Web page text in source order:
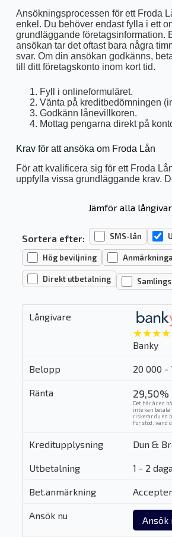
Ansökningsprocessen för ett Froda
enkel. Du behöver endast fylla i ett
grundläggande företagsinformation.
ansökan tar det oftast bara några
svar. Om din ansökan godkänns,
till ditt företagskonto inom kort tid.
Fyll i onlineformuläret.
Vänta på kreditbedömningen
Godkänn lånevillkoren.
Mottag pengarna direkt på
Krav för att ansöka om Froda Lån
För att kvalificera sig för ett Froda
uppfylla vissa grundläggande krav.
Jämför alla
Sortera efter: SMS-lån
Hög beviljning
Direkt utbetalning
Banky
20 000 -
29,50%
Det här är en
inte kan
riskerar du en
För stöd, vänd
Dun &
1 - 2
Ansök